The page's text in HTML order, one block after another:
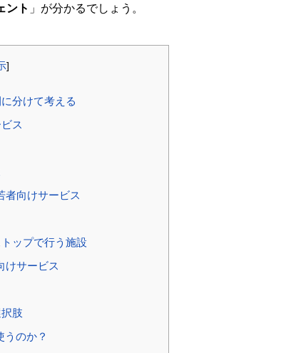
ント 」が分かるでしょう。
]
分けて考える
ス
者向けサービス
ップで行う施設
けサービス
肢
うのか？